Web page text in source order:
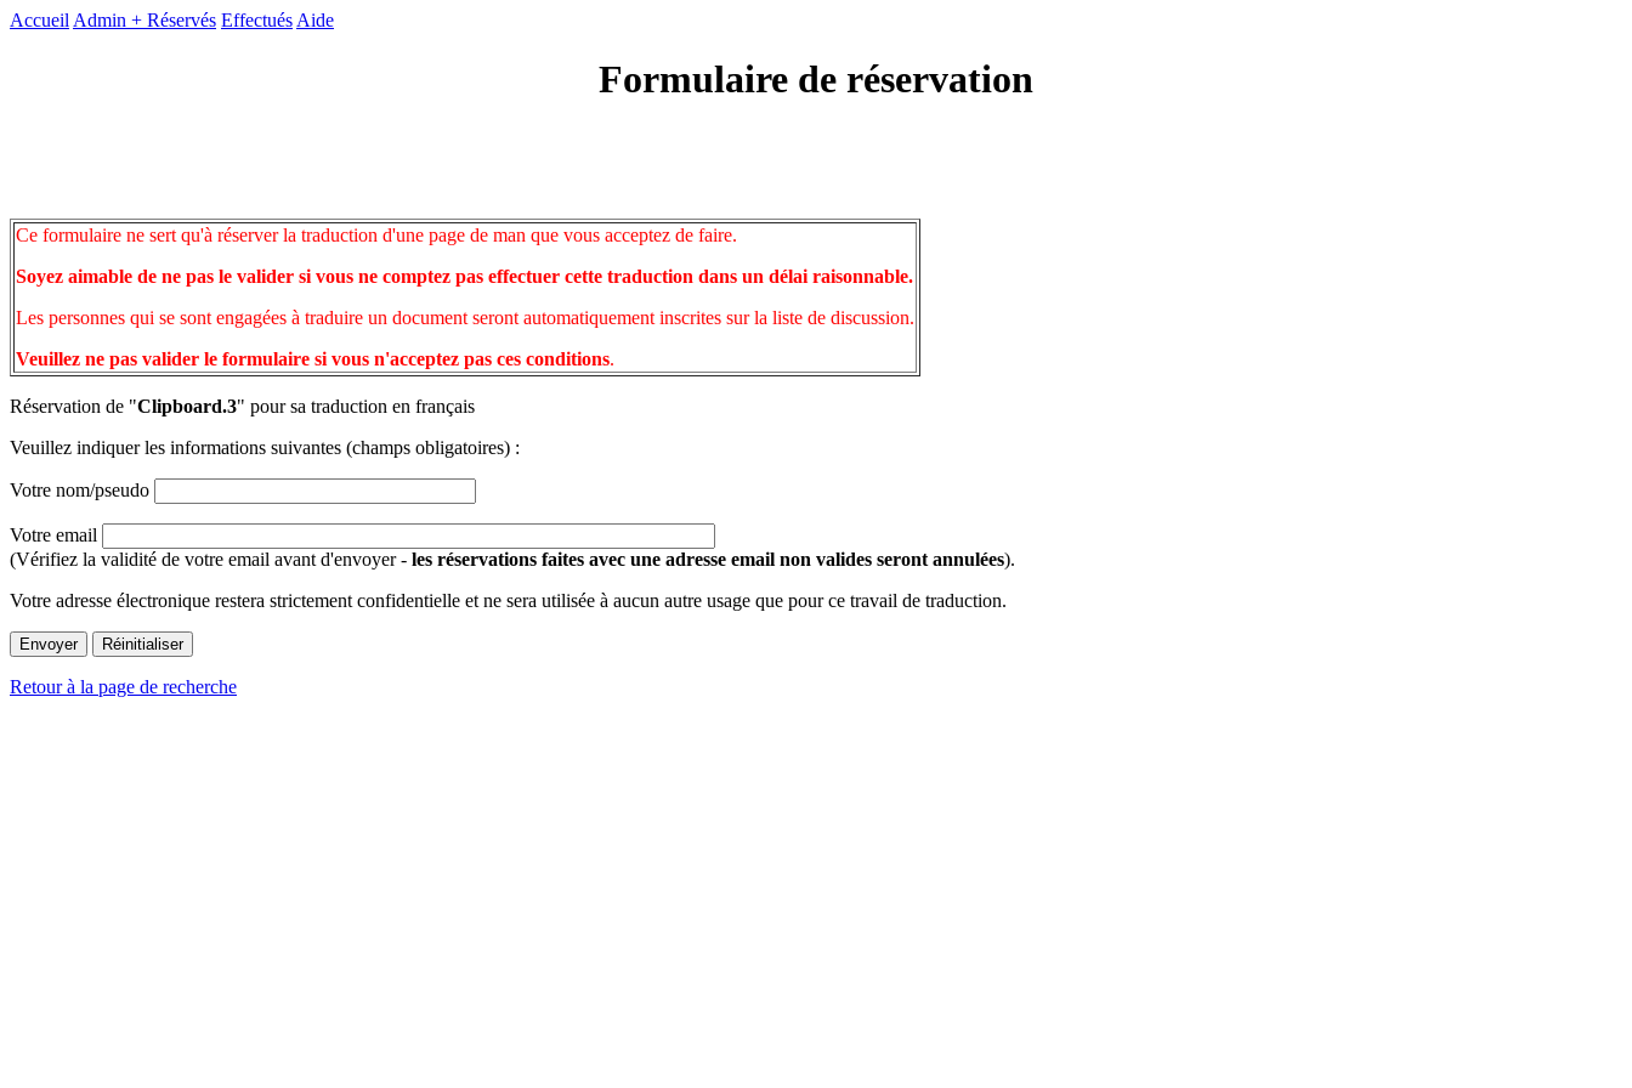
Accueil Admin + Réservés Effectués Aide
Formulaire de réservation
Ce formulaire ne sert qu'à réserver la traduction d'une page de man que vous acceptez de faire.
Soyez aimable de ne pas le valider si vous ne comptez pas effectuer cette traduction dans un délai raisonnable.
Les personnes qui se sont engagées à traduire un document seront automatiquement inscrites sur la liste de discussion.
Veuillez ne pas valider le formulaire si vous n'acceptez pas ces conditions.
Réservation de "Clipboard.3" pour sa traduction en français
Veuillez indiquer les informations suivantes (champs obligatoires) :
Votre nom/pseudo
Votre email
(Vérifiez la validité de votre email avant d'envoyer - les réservations faites avec une adresse email non valides seront annulées).
Votre adresse électronique restera strictement confidentielle et ne sera utilisée à aucun autre usage que pour ce travail de traduction.
Retour à la page de recherche